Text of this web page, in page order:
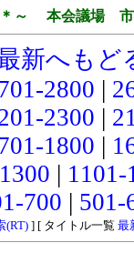
＊～ 本会議場 市
新へもど
2800 |
2300 |
1800 |
|
700 |
(RT)] [ タイトル一覧 最